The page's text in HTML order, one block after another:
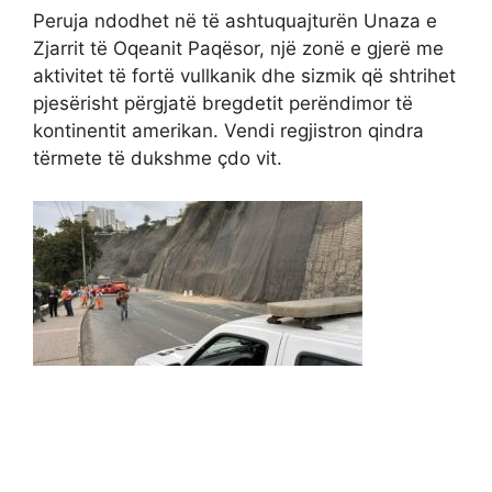
Peruja ndodhet në të ashtuquajturën Unaza e
Zjarrit të Oqeanit Paqësor, një zonë e gjerë me
aktivitet të fortë vullkanik dhe sizmik që shtrihet
pjesërisht përgjatë bregdetit perëndimor të
kontinentit amerikan. Vendi regjistron qindra
tërmete të dukshme çdo vit.